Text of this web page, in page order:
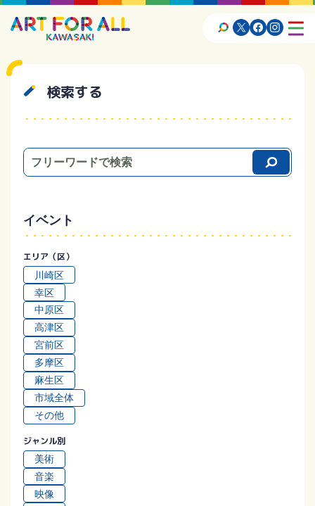
検索する
イベント
エリア（区）
川崎区
幸区
中原区
⾼津区
宮前区
多摩区
⿇⽣区
市域全体
その他
ジャンル別
美術
⾳楽
映像